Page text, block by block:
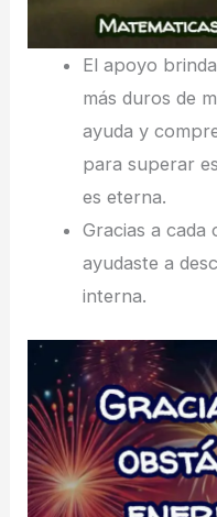
El apoyo
más duros de
ayuda y
para superar
es eterna.
Gracias a
ayudaste a
interna.